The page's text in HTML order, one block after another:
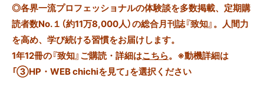
◎各界一流プロフェッショナルの体験談を多数掲載、定期購
読者数No.１（約11万8,000人）の総合月刊誌『致知』。人間力
を高め、学び続ける習慣をお届けします。
1年12冊の『致知』ご購読・詳細はこちら。 ※動機詳細は
「③HP・WEB chichiを見て」を選択ください